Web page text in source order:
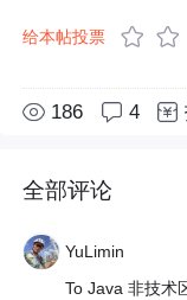
给本帖投票
186 4
全部评论
YuLimin
To Java 非技术